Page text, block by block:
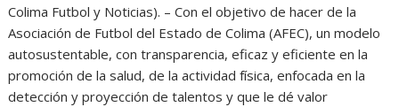
Colima Futbol y Noticias). – Con el objetivo de hacer de la
Asociación de Futbol del Estado de Colima (AFEC), un modelo
autosustentable, con transparencia, eficaz y eficiente en la
promoción de la salud, de la actividad física, enfocada en la
detección y proyección de talentos y que le dé valor